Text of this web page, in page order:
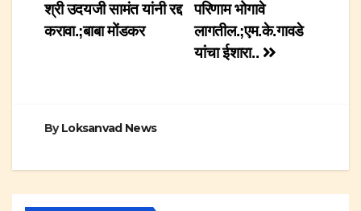
परिणाम भोगावे
लागतील.;एम.के.गावडे
यांचा ईशारा..
श्री उदयजी सामंत यांनी रद्द
करावा.;बाबा मोंडकर
ByLoksanvad News